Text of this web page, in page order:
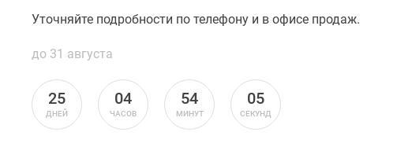
Уточняйте подробности по телефону и в офисе продаж.
до 31 августа
25
ДНЕЙ
04
ЧАСОВ
54
МИНУТ
04
СЕКУНД